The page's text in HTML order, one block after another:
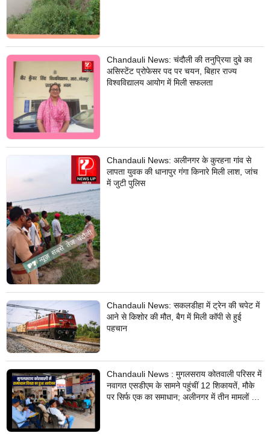
Chandauli News: चंदौली की तनुप्रिया दुबे का
असिस्टेंट प्रोफेसर पद पर चयन, बिहार राज्य
विश्वविद्यालय आयोग में मिली सफलता
Chandauli News: अलीनगर के कुरहना गांव से
लापता युवक की धानापुर गंगा किनारे मिली लाश, जांच
में जुटी पुलिस
Chandauli News: सकलडीहा में ट्रेन की चपेट में
आने से किशोर की मौत, बैग में मिली कॉपी से हुई
पहचान
Chandauli News : मुगलसराय कोतवाली परिसर में
नवागत एसडीएम के सामने पहुंचीं 12 शिकायतें, मौके
पर सिर्फ एक का समाधान; अलीनगर में तीन मामलों का